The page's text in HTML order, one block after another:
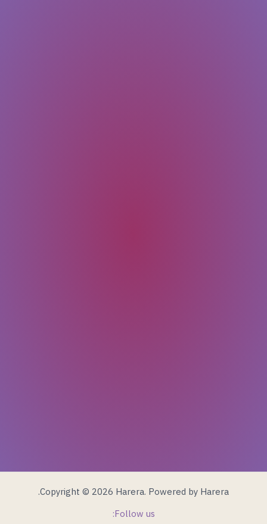
Copyright © 2026 Harera. Powered by Harera.
Follow us: